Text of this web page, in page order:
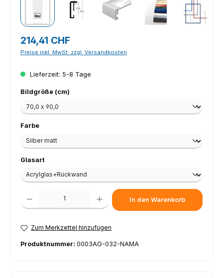
Regulärer Preis:
214,41 CHF
Preise inkl. MwSt. zzgl. Versandkosten
Lieferzeit: 5-8 Tage
Bildgröße (cm)
Farbeauswählen
Glasartauswählen
Produkt Anzahl: Gib den gewünschten Wert ein oder benutze die
In den Warenkorb
Zum Merkzettel hinzufügen
Produktnummer: 0003AG-032-NAMA